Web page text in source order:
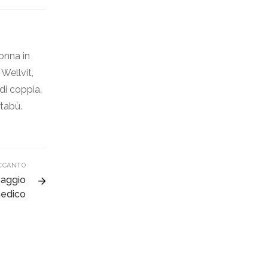
in
coppia.